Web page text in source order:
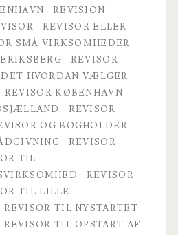
REVISION
REVISOR ELLER
SMÅ VIRKSOMHEDER
REVISOR
HVORDAN VÆLGER
REVISOR KØBENHAVN
REVISOR
OG BOGHOLDER
REVISOR
TIL
REVISOR
TIL LILLE
REVISOR TIL NYSTARTET
REVISOR TIL OPSTART AF